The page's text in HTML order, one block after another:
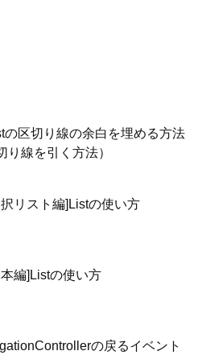
の区切り線の余白を埋める方法
り線を引く方法）
択リスト編]Listの使い方
本編]Listの使い方
の戻るイベント